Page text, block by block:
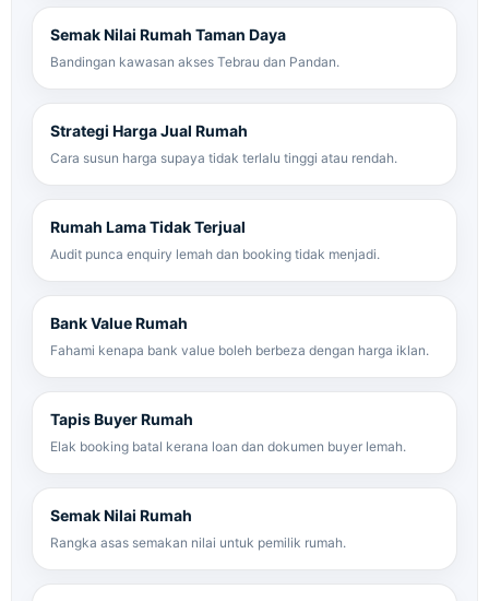
Semak Nilai Rumah Taman Daya
Bandingan kawasan akses Tebrau dan Pandan.
Strategi Harga Jual Rumah
Cara susun harga supaya tidak terlalu tinggi atau rendah.
Rumah Lama Tidak Terjual
Audit punca enquiry lemah dan booking tidak menjadi.
Bank Value Rumah
Fahami kenapa bank value boleh berbeza dengan harga iklan.
Tapis Buyer Rumah
Elak booking batal kerana loan dan dokumen buyer lemah.
Semak Nilai Rumah
Rangka asas semakan nilai untuk pemilik rumah.